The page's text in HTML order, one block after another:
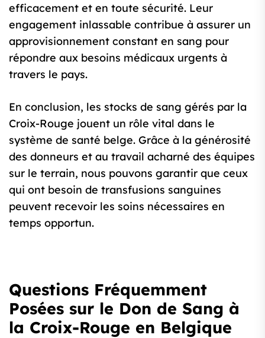
efficacement et en toute sécurité. Leur
engagement inlassable contribue à assurer un
approvisionnement constant en sang pour
répondre aux besoins médicaux urgents à
travers le pays.
En conclusion, les stocks de sang gérés par la
Croix-Rouge jouent un rôle vital dans le
système de santé belge. Grâce à la générosité
des donneurs et au travail acharné des équipes
sur le terrain, nous pouvons garantir que ceux
qui ont besoin de transfusions sanguines
peuvent recevoir les soins nécessaires en
temps opportun.
Questions Fréquemment
Posées sur le Don de Sang à
la Croix-Rouge en Belgique